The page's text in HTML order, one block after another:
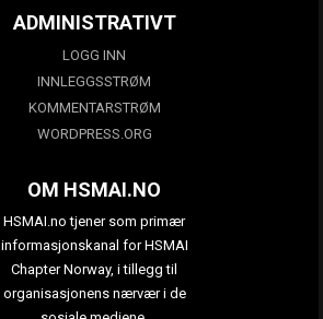
ADMINISTRATIVT
LOGG INN
INNLEGGSSTRØM
KOMMENTARSTRØM
WORDPRESS.ORG
OM HSMAI.NO
HSMAI.no tjener som primær
informasjonskanal for HSMAI
Chapter Norway, i tillegg til
organisasjonens nærvær i de